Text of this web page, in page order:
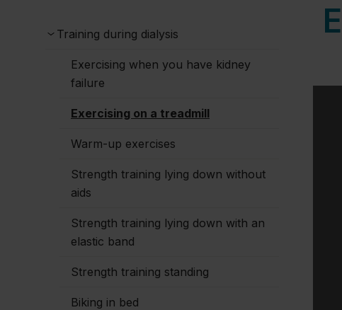
Training during dialysis
Exercising when you have kidney
failure
Exercising on a treadmill
Warm-up exercises
Strength training lying down without
aids
Strength training lying down with an
elastic band
Strength training standing
Biking in bed